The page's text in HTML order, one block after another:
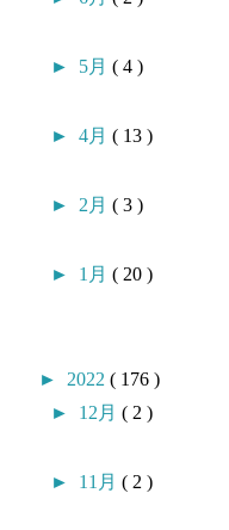
► 5月( 4 )
►4月( 13 )
► 2月( 3 )
► 1月( 20 )
► 2022( 176 )
► 12月( 2 )
► 11月( 2 )